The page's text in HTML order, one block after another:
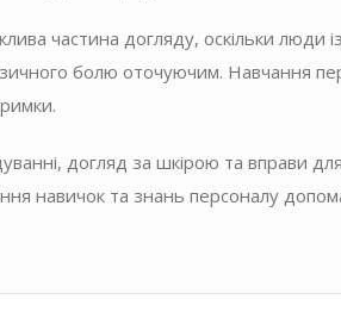
частина догляду, оскільки
болю оточуючим. Навчання
догляд за шкірою та вправи
навичок та знань персоналу